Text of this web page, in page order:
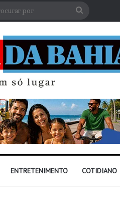
Lateral
ENTRETENIMENTO COTIDIANO